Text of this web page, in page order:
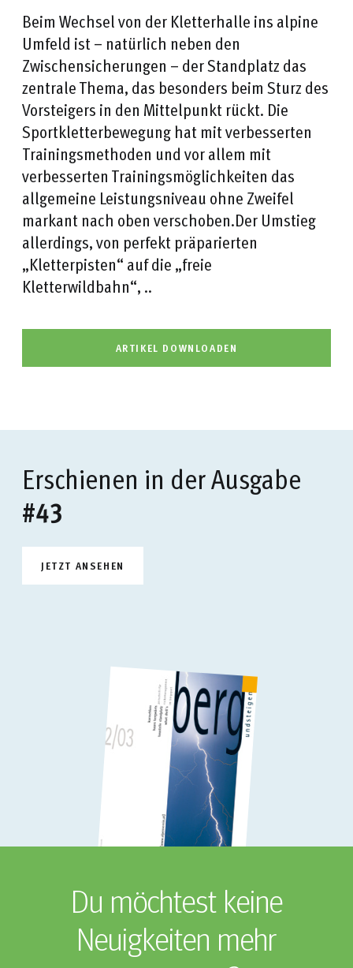
Beim Wechsel von der Kletterhalle ins alpine
Umfeld ist – natürlich neben den
Zwischensicherungen – der Standplatz das
zentrale Thema, das besonders beim Sturz des
Vorsteigers in den Mittelpunkt rückt. Die
Sportkletterbewegung hat mit verbesserten
Trainingsmethoden und vor allem mit
verbesserten Trainingsmöglichkeiten das
allgemeine Leistungsniveau ohne Zweifel
markant nach oben verschoben.Der Umstieg
allerdings, von perfekt präparierten
„Kletterpisten“ auf die „freie
Kletterwildbahn“, ..
ARTIKEL DOWNLOADEN
Erschienen in der Ausgabe
#43
JETZT ANSEHEN
Du möchtest keine
Neuigkeiten mehr